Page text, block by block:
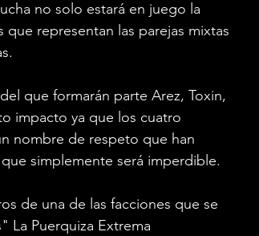
no solo estará en juego la
representan las parejas mixtas
que formarán parte Arez, Toxin,
impacto ya que los cuatro
nombre de respeto que han
simplemente será imperdible.
de una de las facciones que se
La Puerquiza Extrema